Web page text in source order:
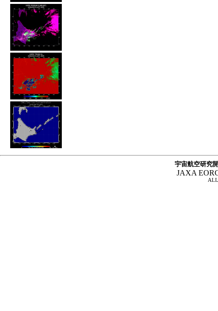
宇宙航空研究
JAXA